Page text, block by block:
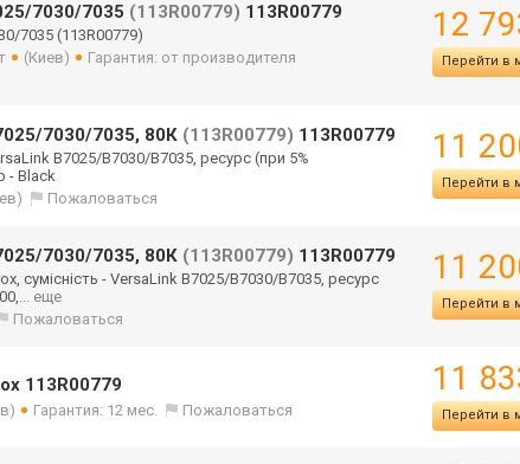
7030/7035 (113R00779) 113R00779
7035 (113R00779)
(Киев)
Гарантия: от производителя
12
Перейти в
7030/7035, 80К (113R00779) 113R00779
B7025/B7030/B7035, ресурс (при 5%
- Black
Пожаловаться
11
Перейти в
7030/7035, 80К (113R00779) 113R00779
сумісність - VersaLink B7025/B7030/B7035, ресурс
... еще
Пожаловаться
11
Перейти в
113R00779
Гарантия: 12 мес. Пожаловаться
11
Перейти в